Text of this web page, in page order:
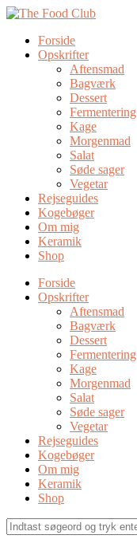
Forside
Opskrifter
Aftensmad
Bagværk
Dessert
Fermentering
Kage
Morgenmad
Salat
Søde sager
Vegetar
Rejseguides
Kogebøger
Om mig
Keramik
Shop
Forside
Opskrifter
Aftensmad
Bagværk
Dessert
Fermentering
Kage
Morgenmad
Salat
Søde sager
Vegetar
Rejseguides
Kogebøger
Om mig
Keramik
Shop